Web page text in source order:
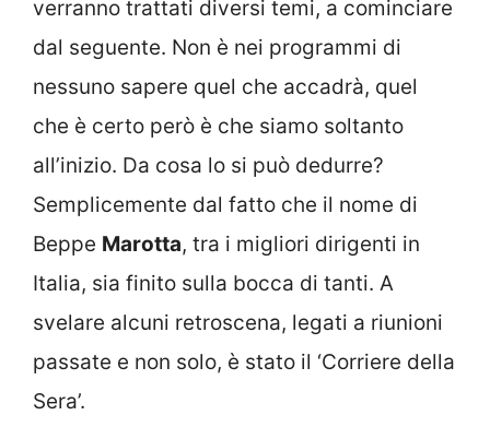
verranno trattati diversi temi, a cominciare
dal seguente. Non è nei programmi di
nessuno sapere quel che accadrà, quel
che è certo però è che siamo soltanto
all’inizio. Da cosa lo si può dedurre?
Semplicemente dal fatto che il nome di
Beppe Marotta, tra i migliori dirigenti in
Italia, sia finito sulla bocca di tanti. A
svelare alcuni retroscena, legati a riunioni
passate e non solo, è stato il ‘Corriere della
Sera’.